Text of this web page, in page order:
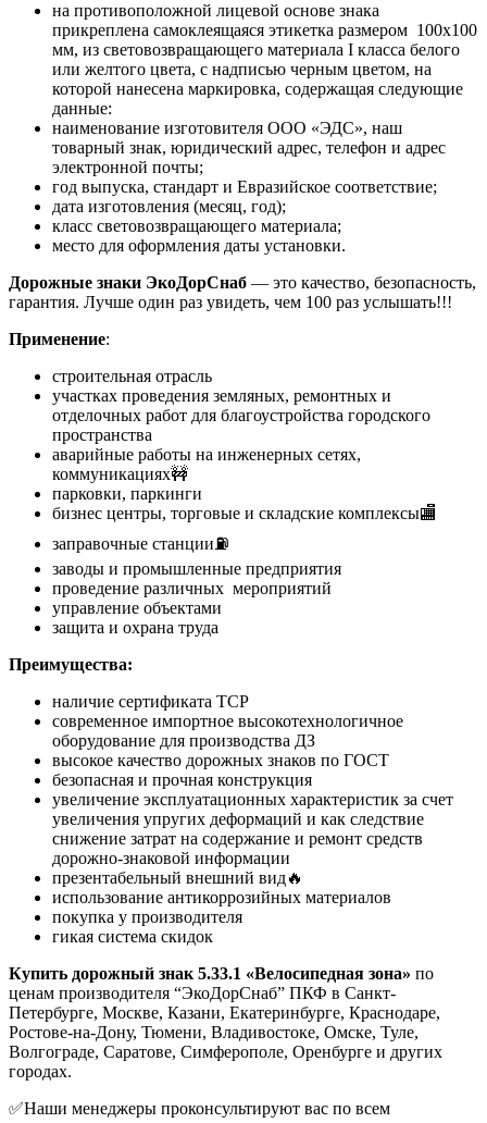
на противоположной лицевой основе знака
прикреплена самоклеящаяся этикетка размером 100х100
мм, из световозвращающего материала I класса белого
или желтого цвета, с надписью черным цветом, на
которой нанесена маркировка, содержащая следующие
данные:
наименование изготовителя ООО «ЭДС», наш
товарный знак, юридический адрес, телефон и адрес
электронной почты;
год выпуска, стандарт и Евразийское соответствие;
дата изготовления (месяц, год);
класс световозвращающего материала;
место для оформления даты установки.
Дорожные знаки ЭкоДорСнаб — это качество, безопасность,
гарантия. Лучше один раз увидеть, чем 100 раз услышать!!!
Применение:
строительная отрасль
участках проведения земляных, ремонтных и
отделочных работ для благоустройства городского
пространства
аварийные работы на инженерных сетях,
коммуникациях🚧
парковки, паркинги
бизнес центры, торговые и складские комплексы🏬
заправочные станции⛽
заводы и промышленные предприятия
проведение различных мероприятий
управление объектами
защита и охрана труда
Преимущества:
наличие сертификата ТСР
современное импортное высокотехнологичное
оборудование для производства ДЗ
высокое качество дорожных знаков по ГОСТ
безопасная и прочная конструкция
увеличение эксплуатационных характеристик за счет
увеличения упругих деформаций и как следствие
снижение затрат на содержание и ремонт средств
дорожно-знаковой информации
презентабельный внешний вид🔥
использование антикоррозийных материалов
покупка у производителя
гикая система скидок
Купить дорожный знак 5.33.1 «Велосипедная зона» по
ценам производителя “ЭкоДорСнаб” ПКФ в Санкт-
Петербурге, Москве, Казани, Екатеринбурге, Краснодаре,
Ростове-на-Дону, Тюмени, Владивостоке, Омске, Туле,
Волгограде, Саратове, Симферополе, Оренбурге и других
городах.
✅Наши менеджеры проконсультируют вас по всем